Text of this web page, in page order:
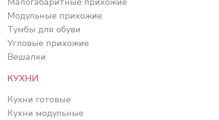
Модульные прихожие
Тумбы для обуви
Угловые прихожие
Вешалки
КУХНИ
Кухни готовые
Кухни модульные